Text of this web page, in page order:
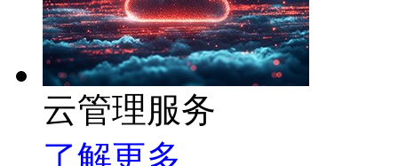
云管理服务
了解更多